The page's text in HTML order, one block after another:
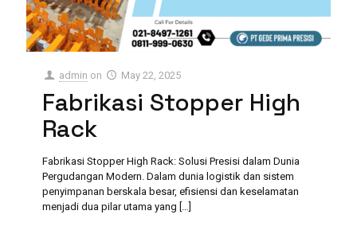
admin on May 22, 2025
Fabrikasi Stopper High
Rack
Fabrikasi Stopper High Rack: Solusi Presisi dalam Dunia
Pergudangan Modern. Dalam dunia logistik dan sistem
penyimpanan berskala besar, efisiensi dan keselamatan
menjadi dua pilar utama yang […]